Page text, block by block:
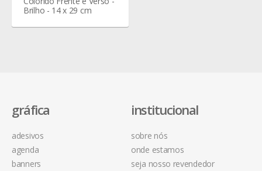
Brilho - 14 x 29 cm
institucional
sobre nós
onde estamos
seja nosso revendedor
gráfica
adesivos
agenda
banners